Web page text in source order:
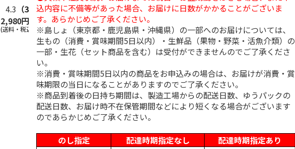
4.3 （3）
2,980円
(送料・税込)
ルー…
4.7（10）
2,980円
(送料・税込)
5.0 （5）
3,240円
(送料・税込)
30g×21…
(送料・税込) (送料・税込)
込内容に不備等があった場合、お届けに日数がかかることがございま
す。あらかじめご了承ください。
※島しょ（東京都・鹿児島県・沖縄県）の一部へのお届けについては、
生もの（消費・賞味期間5日以内）・生鮮品（果物・野菜・活魚介類）の
一部・生花（セット商品を含む）は受付ができませんのでご了承くださ
い。
※消費・賞味期間5日以内の商品をお申込みの場合は、お届けが消費・賞
味期限の当日になることがありますのでご了承ください。
※商品到着後の日持ち期間は、製造工場からの配送日数、ゆうパックの
配送日数、お届け時不在保管期間などにより短くなる場合がございます
のであらかじめご了承ください。
のし指定
配達時期指定なし
配達時期指定あり